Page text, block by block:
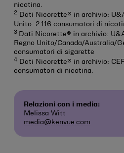
nicotina.
2 Dati Nicorette® in archivio:
Unito: 2.116 consumatori di
3 Dati Nicorette® in archivio:
Regno Unito/Canada/Australia/
consumatori di sigarette
4 Dati Nicorette® in archivio:
consumatori di nicotina.
Relazioni con i media:
Melissa Witt
media@kenvue.com